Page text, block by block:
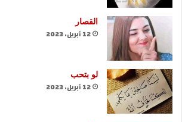
القصار
12 أبريل، 2023
لو بتحب
12 أبريل، 2023